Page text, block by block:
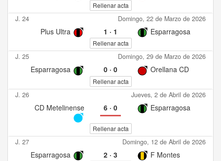
Rellenar acta
J. 24 Domingo, 22 de Marzo de 2026
Plus Ultra 1 · 1 Esparragosa
Rellenar acta
J. 25 Domingo, 29 de Marzo de 2026
Esparragosa 0· 0 Orellana CD
Rellenar acta
J. 26 Jueves, 2 de Abril de 2026
CD Metelinense 6· 0 Esparragosa
Rellenar acta
J. 27 Domingo, 12 de Abril de 2026
Esparragosa 2· 3 F Montes